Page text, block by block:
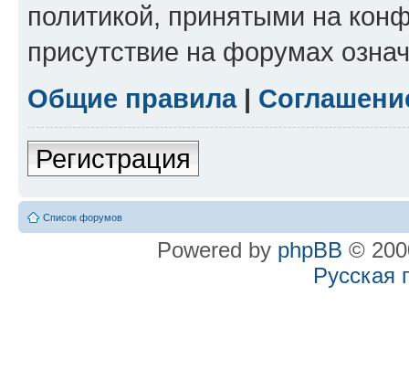
политикой, принятыми на
присутствие на форумах
Общие правила|
Регистрация
Список форумов
Powered by phpBB ©
Русская